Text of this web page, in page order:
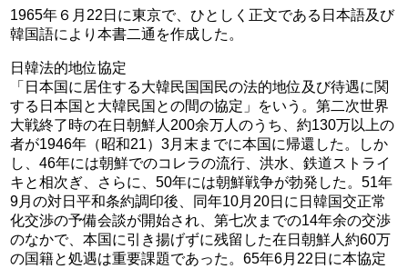
1965年６月22日に東京で、ひとしく正文である日本語及び
韓国語により本書二通を作成した。
日韓法的地位協定
「日本国に居住する大韓民国国民の法的地位及び待遇に関
する日本国と大韓民国との間の協定」をいう。第二次世界
大戦終了時の在日朝鮮人200余万人のうち、約130万以上の
者が1946年（昭和21）3月末までに本国に帰還した。しか
し、46年には朝鮮でのコレラの流行、洪水、鉄道ストライ
キと相次ぎ、さらに、50年には朝鮮戦争が勃発した。51年
9月の対日平和条約調印後、同年10月20日に日韓国交正常
化交渉の予備会談が開始され、第七次までの14年余の交渉
のなかで、本国に引き揚げずに残留した在日朝鮮人約60万
の国籍と処遇は重要課題であった。65年6月22日に本協定